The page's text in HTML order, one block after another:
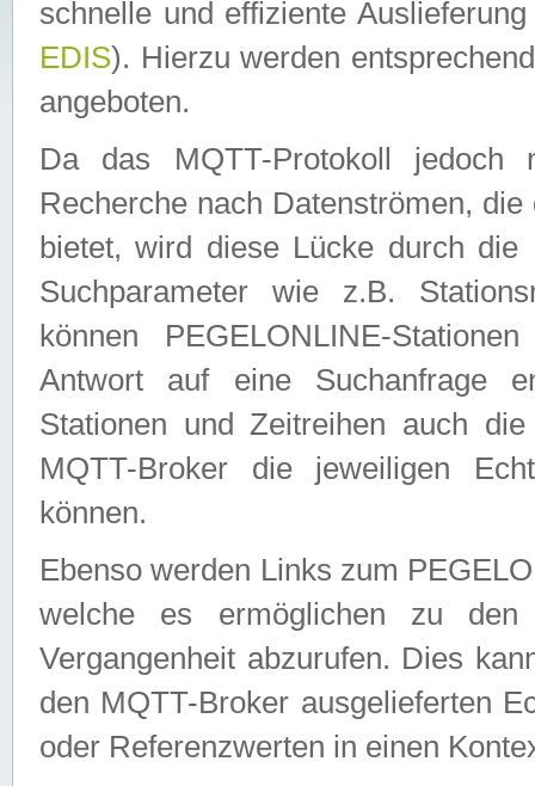
schnelle und effiziente
EDIS). Hierzu werden
angeboten.
Da das MQTT-Protokoll jedoch
Recherche nach Datenströmen,
bietet, wird diese Lücke durch die
Suchparameter wie z.B.
können PEGELONLINE-
Antwort auf eine Suchanfrage
Stationen und Zeitreihen auch
MQTT-Broker die jeweiligen
können.
Ebenso werden Links zum
welche es ermöglichen zu den
Vergangenheit abzurufen. Dies
den MQTT-Broker ausgelieferten
oder Referenzwerten in einen